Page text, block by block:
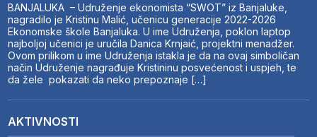
BANJALUKA – Udruženje ekonomista “SWOT” iz Banjaluke,
nagradilo je Kristinu Malić, učenicu generacije 2022-2026
Ekonomske škole Banjaluka. U ime Udruženja, poklon laptop
najboljoj učenici je uručila Danica Krnjaić, projektni menadžer.
Ovom prilikom u ime Udruženja istakla je da na ovaj simboličan
način Udruženje nagrađuje Kristininu posvećenost i uspjeh, te
da žele pokazati da neko prepoznaje […]
AKTIVNOSTI